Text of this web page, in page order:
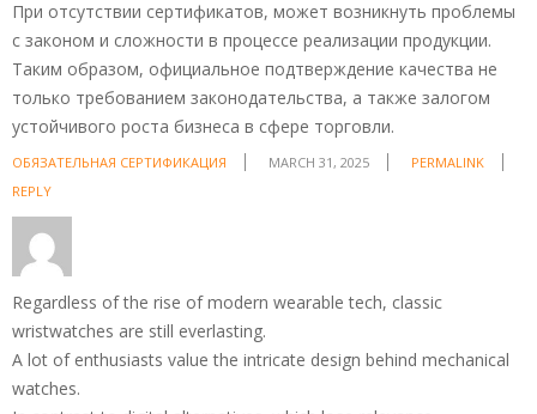
При отсутствии сертификатов, может возникнуть проблемы
с законом и сложности в процессе реализации продукции.
Таким образом, официальное подтверждение качества не
только требованием законодательства, а также залогом
устойчивого роста бизнеса в сфере торговли.
ОБЯЗАТЕЛЬНАЯ СЕРТИФИКАЦИЯ MARCH 31, 2025
PERMALINK
REPLY
Regardless of the rise of modern wearable tech, classic
wristwatches are still everlasting.
A lot of enthusiasts value the intricate design behind mechanical
watches.